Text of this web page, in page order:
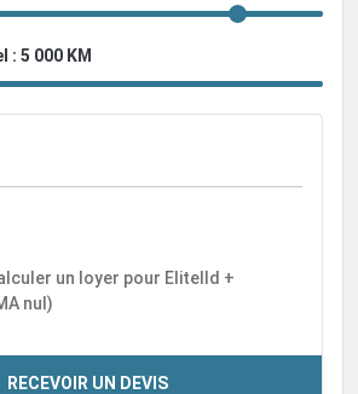
: 5 000 KM
un loyer pour Elitelld +
nul)
RECEVOIR UN DEVIS